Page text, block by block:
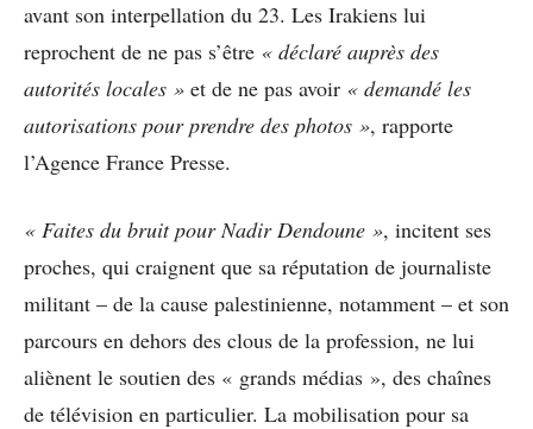
avant son interpellation du 23. Les Irakiens lui
reprochent de ne pas s’être « déclaré auprès des
autorités locales » et de ne pas avoir « demandé les
autorisations pour prendre des photos », rapporte
l’Agence France Presse.
« Faites du bruit pour Nadir Dendoune », incitent ses
proches, qui craignent que sa réputation de journaliste
militant – de la cause palestinienne, notamment – et son
parcours en dehors des clous de la profession, ne lui
aliènent le soutien des « grands médias », des chaînes
de télévision en particulier. La mobilisation pour sa